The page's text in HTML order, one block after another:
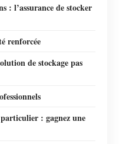
: l’assurance de stocker
renforcée
de stockage pas
: gagnez une